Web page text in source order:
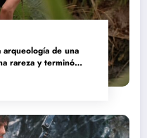
arqueología de una
rareza y terminó